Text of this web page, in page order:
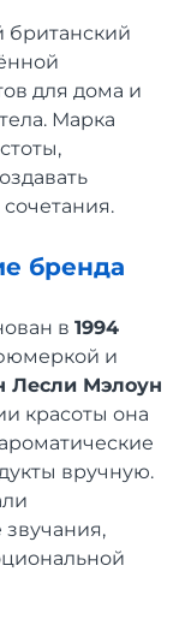
британский
для дома и
Марка
бренда
в 1994
и
Лесли Мэлоун
красоты она
вручную.
звучания,